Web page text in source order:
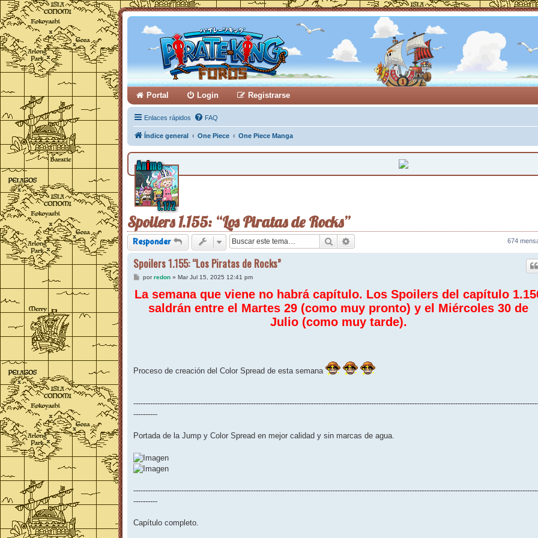
Portal Login Registrarse
Enlaces rápidos FAQ
Índice general One Piece One Piece Manga
Spoilers 1.155: “Los Piratas de Rocks”
Responder Buscar 674
Spoilers 1.155: “Los Piratas de Rocks”
M
n
s
porredon» Mar Jul 15, 2025 12:41 pm
La semana que viene no habrá capítulo. Los Spoilers del capítulo
saldrán entre el Martes 29 (como muy pronto) y el Miércoles 30 de
Julio (como muy tarde).
Proceso de creación del Color Spread de esta semana
----------
Portada de la Jump y Color Spread en mejor calidad y sin marcas de agua.
----------
Capítulo completo.